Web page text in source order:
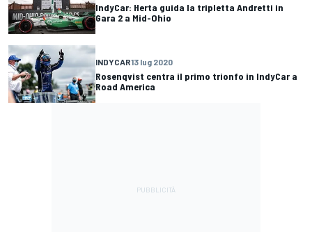
IndyCar: Herta guida la tripletta Andretti in
Gara 2 a Mid-Ohio
INDYCAR13 lug 2020
Rosenqvist centra il primo trionfo in IndyCar a
Road America